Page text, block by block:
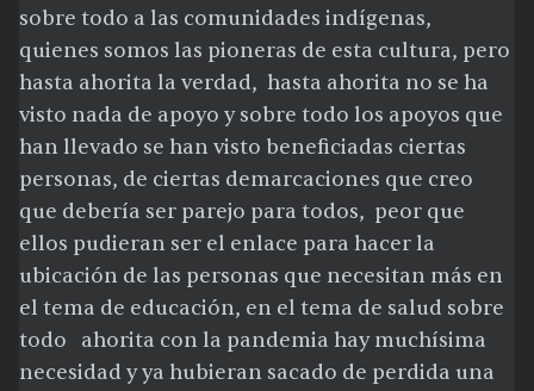
sobre todo a las comunidades indígenas,
quienes somos las pioneras de esta cultura, pero
hasta ahorita la verdad, hasta ahorita no se ha
visto nada de apoyo y sobre todo los apoyos que
han llevado se han visto beneficiadas ciertas
personas, de ciertas demarcaciones que creo
que debería ser parejo para todos, peor que
ellos pudieran ser el enlace para hacer la
ubicación de las personas que necesitan más en
el tema de educación, en el tema de salud sobre
todo ahorita con la pandemia hay muchísima
necesidad y ya hubieran sacado de perdida una